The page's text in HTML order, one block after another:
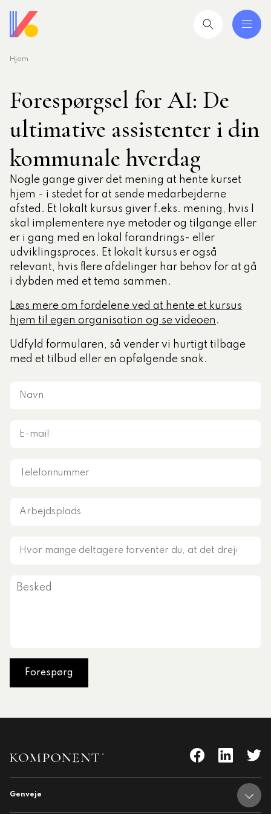
Hjem
Forespørgsel for AI: De
ultimative assistenter i din
kommunale hverdag
Nogle gange giver det mening at hente kurset
hjem - i stedet for at sende medarbejderne
afsted. Et lokalt kursus giver f.eks. mening, hvis I
skal implementere nye metoder og tilgange eller
er i gang med en lokal forandrings- eller
udviklingsproces. Et lokalt kursus er også
relevant, hvis flere afdelinger har behov for at gå
i dybden med et tema sammen.
Læs mere om fordelene ved at hente et kursus
hjem til egen organisation og se videoen .
Udfyld formularen, så vender vi hurtigt tilbage
med et tilbud eller en opfølgende snak.
Navn
E-
Telefonnummer
Arbejdsplads
Hvor
forventer
sig
om?
Besked
Genveje
artikler
Ledere der lykkes
Formidler- og
moduler – Kommunom